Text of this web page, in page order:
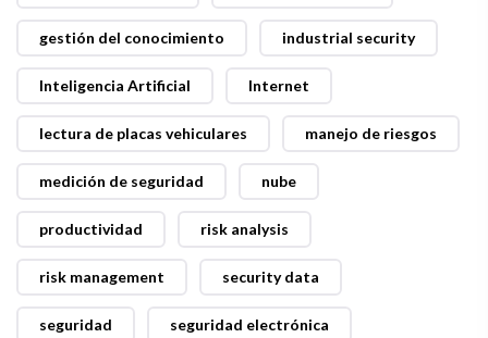
gestión del conocimiento industrial security
Inteligencia Artificial Internet
lectura de placas vehiculares manejo de riesgos
medición de seguridad nube
productividad risk analysis
risk management security data
seguridad seguridad electrónica